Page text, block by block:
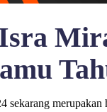
sekarang merupakan